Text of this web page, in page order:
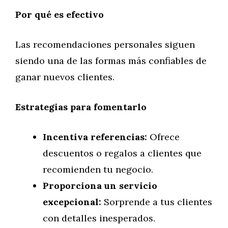
Por qué es efectivo
Las recomendaciones personales siguen
siendo una de las formas más confiables de
ganar nuevos clientes.
Estrategias para fomentarlo
Incentiva referencias: Ofrece
descuentos o regalos a clientes que
recomienden tu negocio.
Proporciona un servicio
excepcional: Sorprende a tus clientes
con detalles inesperados.